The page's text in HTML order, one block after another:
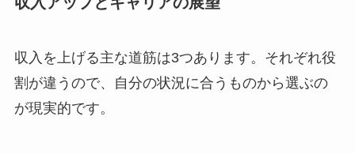
収入を上げる主な道筋は3つあります。それぞれ役
割が違うので、自分の状況に合うものから選ぶの
が現実的です。